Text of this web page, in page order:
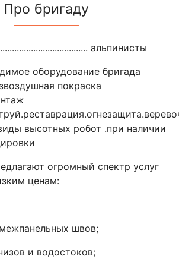
Про бригаду
альпинисты
оборудование бригада
покраска
высотных робот .при наличии
огромный спектр услуг
ценам:
швов;
и водостоков;